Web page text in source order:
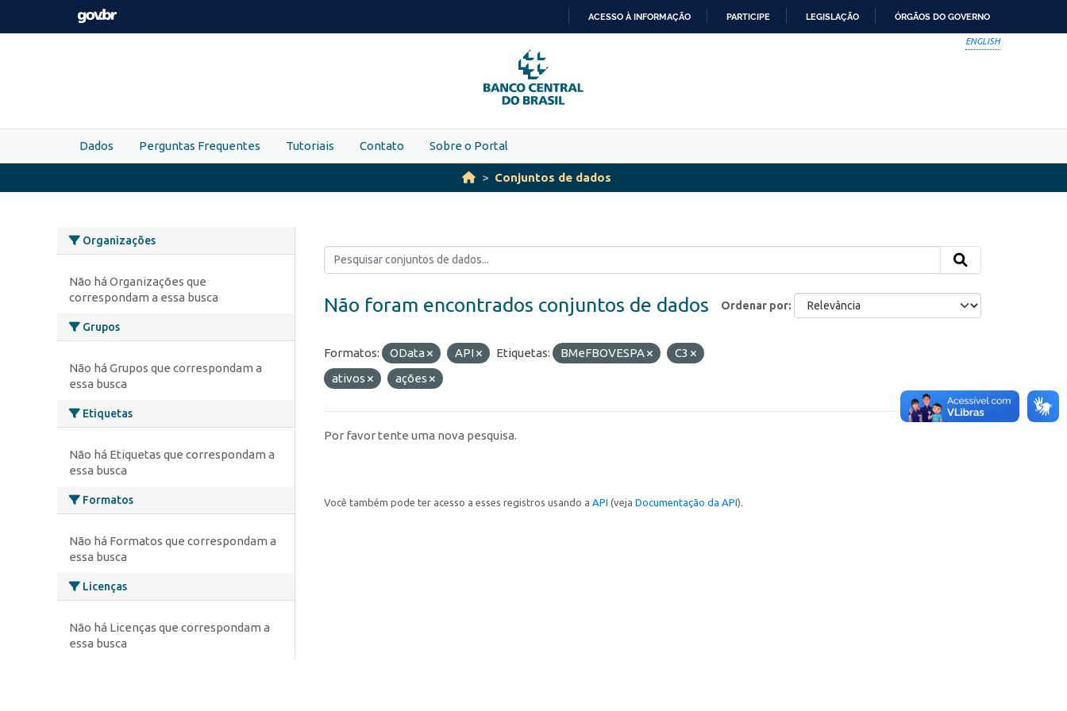
Skip to main content
PARA
O
CONTEÚDO
ACESSO À INFORMAÇÃO PARTICIPE LEGISLAÇÃO ÓRGÃOS DO GOVERNO
ENGLISH
Dados Perguntas Frequentes Tutoriais Contato Sobre o Portal
Conjuntos de dados
Organizações
Não há Organizações que
correspondam a essa busca
Grupos
Não há Grupos que correspondam a
essa busca
Etiquetas
Não há Etiquetas que correspondam a
essa busca
Formatos
Não há Formatos que correspondam a
essa busca
Licenças
Não há Licenças que correspondam a
essa busca
Ordenar por
Não foram encontrados conjuntos de dados
Formatos: OData API Etiquetas: BMeFBOVESPA
C3
ativos
ações
Por favor tente uma nova pesquisa.
Você também pode ter acesso a esses registros usando a API (veja Documentação da API).